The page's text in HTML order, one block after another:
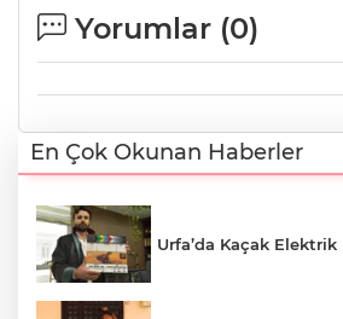
Yorumlar (0)
En Çok Okunan Haberler
Urfa’da Kaçak